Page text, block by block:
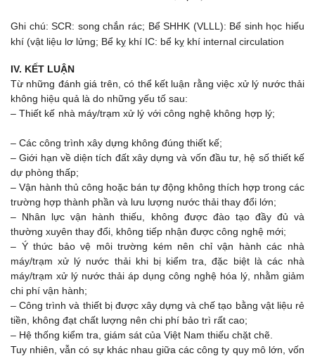
Ghi chú: SCR: song chắn rác; Bể SHHK (VLLL): Bể sinh học hiếu
khí (vật liệu lơ lửng; Bể kỵ khí IC: bể kỵ khí internal circulation
IV. KẾT LUẬN
Từ những đánh giá trên, có thể kết luận rằng việc xử lý nước thải
không hiệu quả là do những yếu tố sau:
– Thiết kế nhà máy/trạm xử lý với công nghệ không hợp lý;
– Các công trình xây dựng không đúng thiết kế;
– Giới hạn về diện tích đất xây dựng và vốn đầu tư, hệ số thiết kế
dự phòng thấp;
– Vận hành thủ công hoặc bán tự động không thích hợp trong các
trường hợp thành phần và lưu lượng nước thải thay đổi lớn;
– Nhân lực vận hành thiếu, không được đào tạo đầy đủ và
thường xuyên thay đổi, không tiếp nhận được công nghệ mới;
– Ý thức bảo vệ môi trường kém nên chỉ vận hành các nhà
máy/trạm xử lý nước thải khi bị kiểm tra, đặc biệt là các nhà
máy/trạm xử lý nước thải áp dụng công nghệ hóa lý, nhằm giảm
chi phí vận hành;
– Công trình và thiết bị được xây dựng và chế tạo bằng vật liệu rẻ
tiền, không đạt chất lượng nên chi phí bảo trì rất cao;
– Hệ thống kiểm tra, giám sát của Việt Nam thiếu chặt chẽ.
Tuy nhiên, vẫn có sự khác nhau giữa các công ty quy mô lớn, vốn